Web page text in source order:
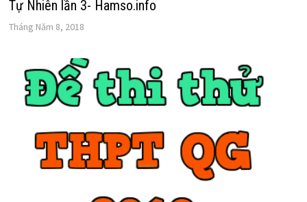
Tự Nhiên lần 3- Hamso.info
Tháng Năm 8, 2018